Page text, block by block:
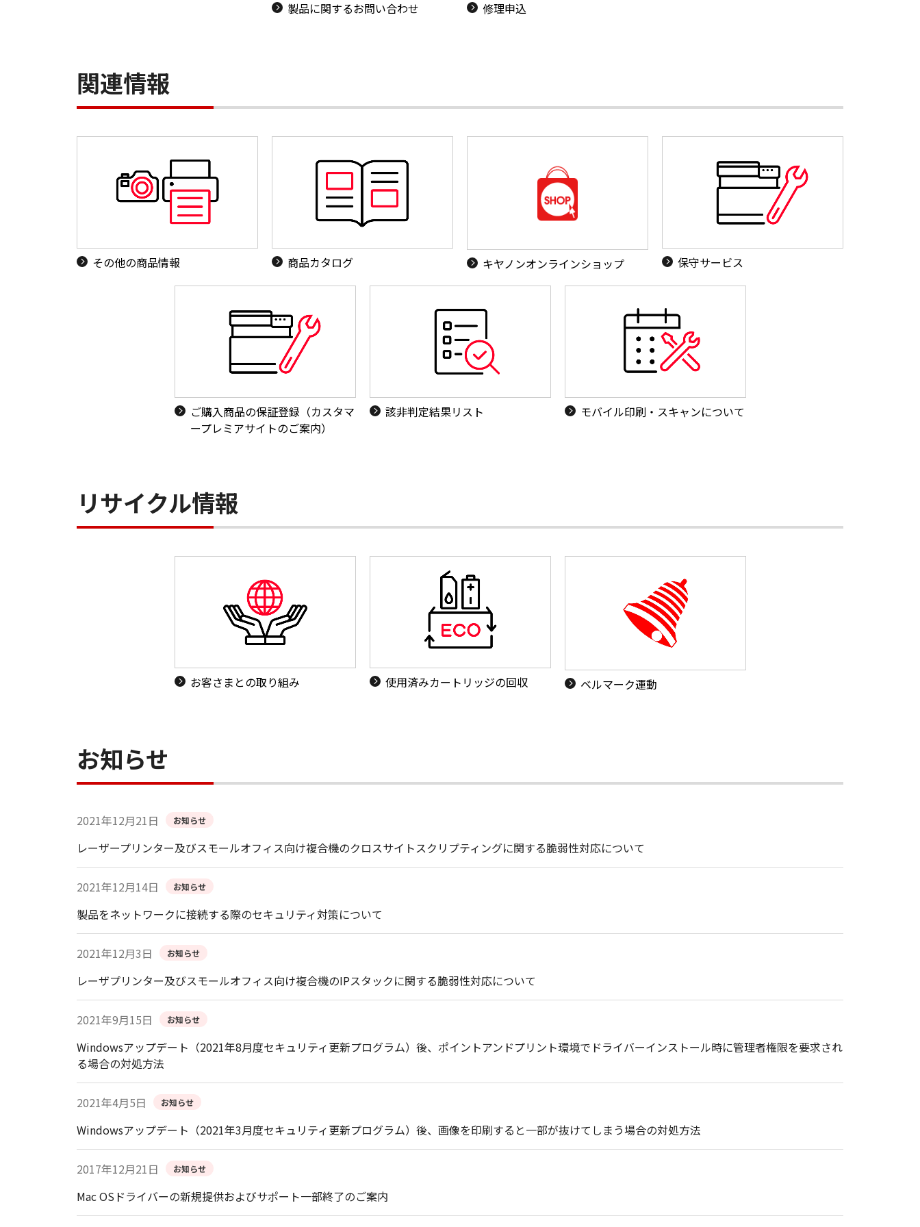
製品に関するお問い合わせ 修理申込
関連情報
その他の商品情報 商品カタログ キヤノンオンラインショップ 保守サービス
ご購入商品の保証登録（カスタマ
ープレミアサイトのご案内）
該非判定結果リスト モバイル印刷・スキャンについて
リサイクル情報
お客さまとの取り組み 使用済みカートリッジの回収 ベルマーク運動
お知らせ
2021年12月21日 お知らせ
レーザープリンター及びスモールオフィス向け複合機のクロスサイトスクリプティングに関する脆弱性対応について
2021年12月14日 お知らせ
製品をネットワークに接続する際のセキュリティ対策について
2021年12月3日 お知らせ
レーザプリンター及びスモールオフィス向け複合機のIPスタックに関する脆弱性対応について
2021年9月15日 お知らせ
Windowsアップデート（2021年8月度セキュリティ更新プログラム）後、ポイントアンドプリント環境でドライバーインストール時に管理者権限を要求され
る場合の対処方法
2021年4月5日 お知らせ
Windowsアップデート（2021年3月度セキュリティ更新プログラム）後、画像を印刷すると一部が抜けてしまう場合の対処方法
2017年12月21日 お知らせ
Mac OSドライバーの新規提供およびサポート一部終了のご案内